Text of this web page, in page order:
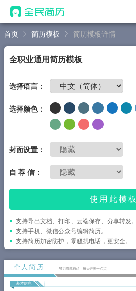
首页
AI 简历工具
AI 优化简历
AI 翻译简历
AI 诊断简历
AI 模拟面试
面试自我介绍
简历教程
登录 / 注册
首页 简历模板 简历模板详情
全职业通用简历模板
选择语言：
选择颜色：
封面设置：
自 荐 信：
使用此模板
支持导出文档、打印、云端保存、分享转发。
支持手机、微信公众号编辑简历。
支持简历加密防护，零骚扰电话，更安全。
个人简历 努力超越自己，每天进步一点点
基本信息